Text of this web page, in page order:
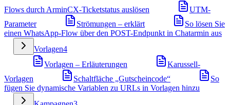
Flows durch ArminCX-Ticketstatus auslösen
UTM-
Parameter
Strömungen – erklärt
So lösen Sie
einen WhatsApp-Flow über den POST-Endpunkt in Chatarmin aus
Vorlagen4
Vorlagen – Erläuterungen
Karussell-
Vorlagen
Schaltfläche „Gutscheincode“
So
fügen Sie dynamische Variablen zu URLs in Vorlagen hinzu